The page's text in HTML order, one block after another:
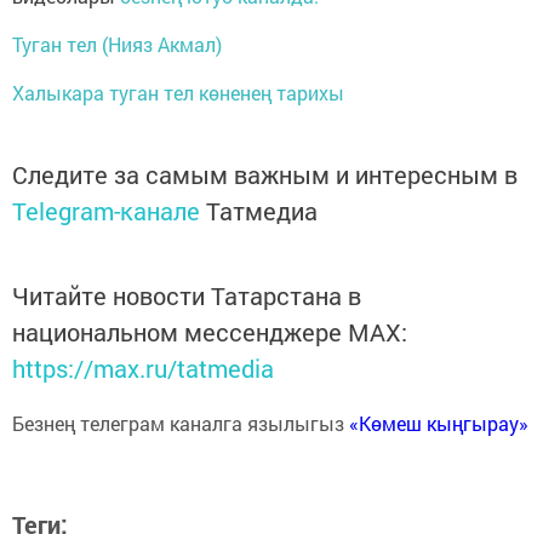
Туган тел (Нияз Акмал)
Халыкара туган тел көненең тарихы
Следите за самым важным и интересным в
Telegram-канале Татмедиа
Читайте новости Татарстана в
национальном мессенджере MАХ:
https://max.ru/tatmedia
Безнең телеграм каналга язылыгыз «Көмеш кыңгырау»
Теги: